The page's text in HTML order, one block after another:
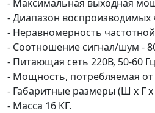
- Максимальная выходная
- Диапазон воспроизводимых
- Неравномерность
- Соотношение сигнал/шум -
- Питающая сеть 220В, 50-60 Гц
- Мощность, потребляемая от
- Габаритные размеры (Ш х Г х
- Масса 16 КГ.